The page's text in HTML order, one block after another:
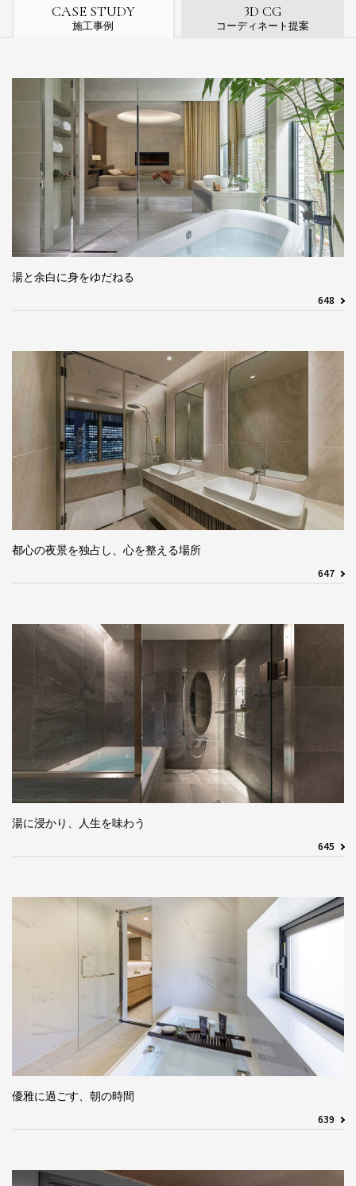
CASE STUDY
施工事例
3D CG
コーディネート提案
湯と余白に身をゆだねる
648
都心の夜景を独占し、心を整える場所
647
湯に浸かり、人生を味わう
645
優雅に過ごす、朝の時間
639